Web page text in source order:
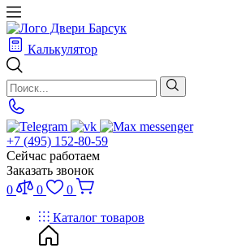
Калькулятор
+7 (495) 152-80-59
Сейчас работаем
Заказать звонок
0
0
0
Каталог товаров